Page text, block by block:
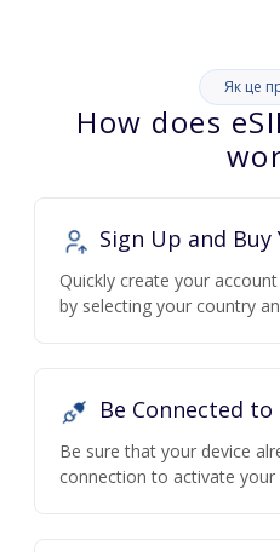
Як це
How does
Sign Up and Buy
Quickly create your
by selecting your country
Be Connected
Be sure that your device
connection to activate your